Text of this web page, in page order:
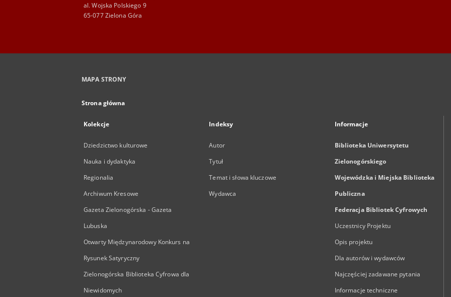
al. Wojska Polskiego 9
65-077 Zielona Góra
MAPA STRONY
Strona główna
Kolekcje
Dziedzictwo kulturowe
Nauka i dydaktyka
Regionalia
Archiwum Kresowe
Gazeta Zielonogórska - Gazeta
Lubuska
Otwarty Międzynarodowy Konkurs na
Rysunek Satyryczny
Zielonogórska Biblioteka Cyfrowa dla
Niewidomych
Indeksy
Autor
Tytuł
Temat i słowa kluczowe
Wydawca
Informacje
Biblioteka Uniwersytetu
Zielonogórskiego
Wojewódzka i Miejska Biblioteka
Publiczna
Federacja Bibliotek Cyfrowych
Uczestnicy Projektu
Opis projektu
Dla autorów i wydawców
Najczęściej zadawane pytania
Informacje techniczne